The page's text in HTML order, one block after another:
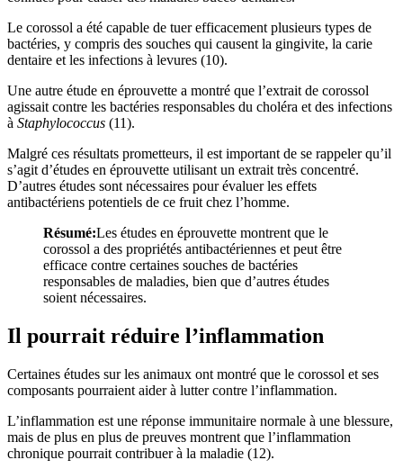
Le corossol a été capable de tuer efficacement plusieurs types de
bactéries, y compris des souches qui causent la gingivite, la carie
dentaire et les infections à levures (10).
Une autre étude en éprouvette a montré que l’extrait de corossol
agissait contre les bactéries responsables du choléra et des infections
à Staphylococcus (11).
Malgré ces résultats prometteurs, il est important de se rappeler qu’il
s’agit d’études en éprouvette utilisant un extrait très concentré.
D’autres études sont nécessaires pour évaluer les effets
antibactériens potentiels de ce fruit chez l’homme.
Résumé:Les études en éprouvette montrent que le
corossol a des propriétés antibactériennes et peut être
efficace contre certaines souches de bactéries
responsables de maladies, bien que d’autres études
soient nécessaires.
Il pourrait réduire l’inflammation
Certaines études sur les animaux ont montré que le corossol et ses
composants pourraient aider à lutter contre l’inflammation.
L’inflammation est une réponse immunitaire normale à une blessure,
mais de plus en plus de preuves montrent que l’inflammation
chronique pourrait contribuer à la maladie (12).